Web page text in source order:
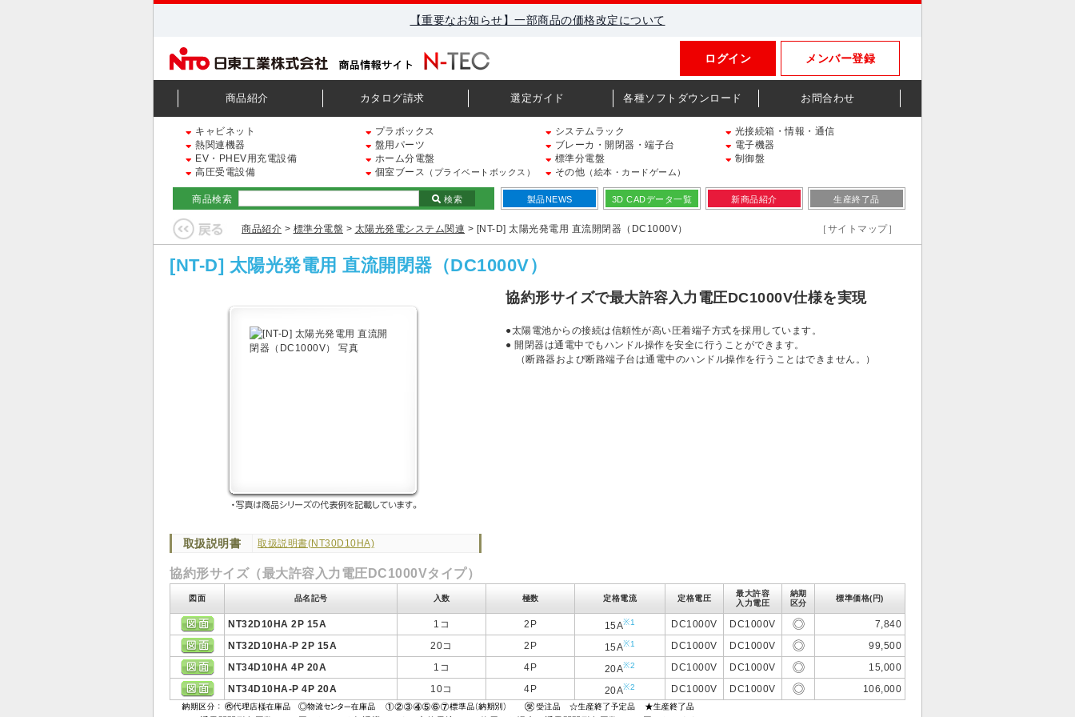
【重要なお知らせ】一部商品の価格改定について
メンバー登録
ログイン
商品紹介 カタログ請求 選定ガイド 各種ソフトダウンロード お問合わせ
キャビネット プラボックス システムラック
光接続箱・情報・通信
熱関連機器
盤用パーツ ブレーカ・開閉器・端子台
電子機器
EV・PHEV用充電設備
ホーム分電盤 標準分電盤
制御盤
高圧受電設備
個室ブース （プライベートボックス） その他 （絵本・カードゲーム）
商品検索 検索 製品NEWS 3D CADデータ一覧 新商品紹介 生産終了品
商品紹介 > 標準分電盤 > 太陽光発電システム関連 > [NT-D] 太陽光発電用 直流開閉器（DC1000V） ［サイトマップ］
[NT-D] 太陽光発電用 直流開閉器（DC1000V）
取扱説明書 取扱説明書(NT30D10HA)
協約形サイズで最大許容入力電圧DC1000V仕様を実現
●太陽電池からの接続は信頼性が高い圧着端子方式を採用しています。
● 開閉器は通電中でもハンドル操作を安全に行うことができます。
（断路器および断路端子台は通電中のハンドル操作を行うことはできません。）
協約形サイズ（最大許容入力電圧DC1000Vタイプ）
図面 品名記号 入数 極数 定格電流 定格電圧
最大許容
入力電圧
納期
区分
標準価格(円)
NT32D10HA 2P 15A 1コ 2P 15A※1 DC1000V DC1000V
7,840
NT32D10HA-P 2P 15A
20コ 2P 15A※1 DC1000V DC1000V
99,500
NT34D10HA 4P 20A
1コ 4P 20A※2 DC1000V DC1000V
15,000
NT34D10HA-P 4P 20A
10コ 4P 20A※2 DC1000V DC1000V 106,000